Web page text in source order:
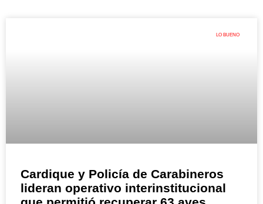
LO BUENO
Cardique y Policía de Carabineros
lideran operativo interinstitucional